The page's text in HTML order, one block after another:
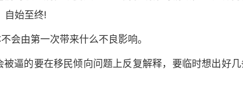
自始至终!
会由第一次带来什么不良影响。
逼的要在移民倾向问题上反复解释，要临时想出好几